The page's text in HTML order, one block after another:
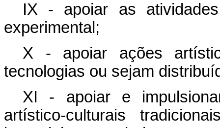
IX - apoiar as
experimental;
X - apoiar ações
tecnologias ou sejam
XI - apoiar e
artístico-culturais